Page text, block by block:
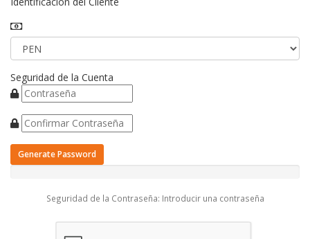
Seguridad de la Cuenta
Generate Password
Seguridad de la Contraseña: Introducir una contraseña